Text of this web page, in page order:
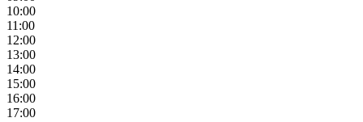
10:00
11:00
12:00
13:00
14:00
15:00
16:00
17:00